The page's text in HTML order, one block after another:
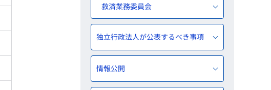
救済業務委員会
独立行政法人が公表するべき事項
情報公開